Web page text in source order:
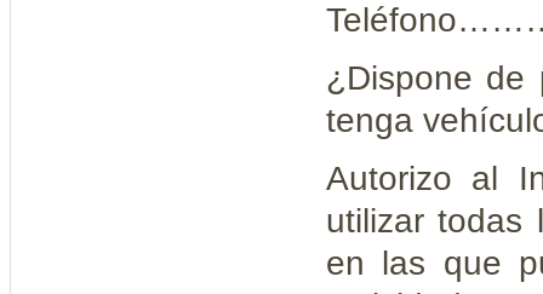
¿Dispone de
tenga
Autorizo al
utilizar todas
en las que